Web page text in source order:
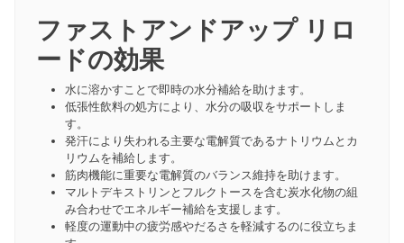
ファストアンドアップ リロ
ードの効果
水に溶かすことで即時の水分補給を助けます。
低張性飲料の処方により、水分の吸収をサポートしま
す。
発汗により失われる主要な電解質であるナトリウムとカ
リウムを補給します。
筋肉機能に重要な電解質のバランス維持を助けます。
マルトデキストリンとフルクトースを含む炭水化物の組
み合わせでエネルギー補給を支援します。
軽度の運動中の疲労感やだるさを軽減するのに役立ちま